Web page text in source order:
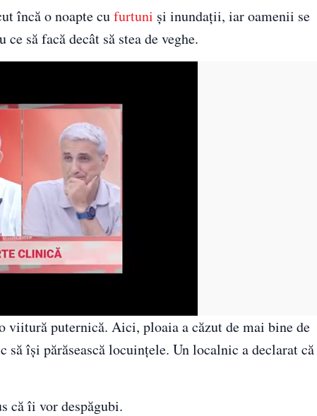
încă o noapte cufurtuni și inundații, iar oamenii se
să facă decât să stea de veghe.
viitură puternică. Aici, ploaia a căzut de mai bine de
își părăsească locuințele. Un localnic a declarat că
că îi vor despăgubi.